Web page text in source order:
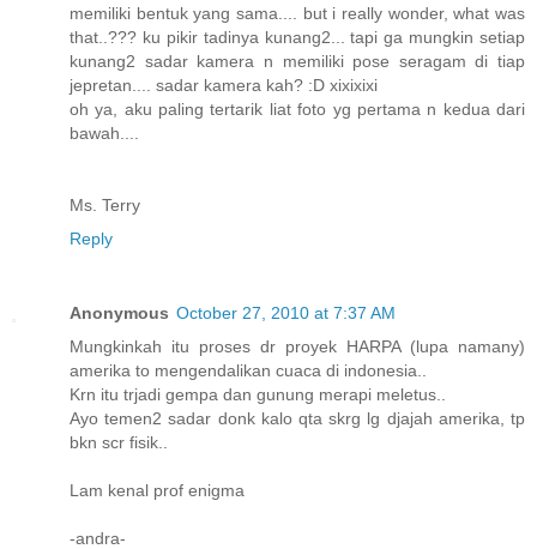
memiliki bentuk yang sama.... but i really wonder, what was
that..??? ku pikir tadinya kunang2... tapi ga mungkin setiap
kunang2 sadar kamera n memiliki pose seragam di tiap
jepretan.... sadar kamera kah? :D xixixixi
oh ya, aku paling tertarik liat foto yg pertama n kedua dari
bawah....
Ms. Terry
Reply
Anonymous October 27, 2010 at 7:37 AM
Mungkinkah itu proses dr proyek HARPA (lupa namany)
amerika to mengendalikan cuaca di indonesia..
Krn itu trjadi gempa dan gunung merapi meletus..
Ayo temen2 sadar donk kalo qta skrg lg djajah amerika, tp
bkn scr fisik..
Lam kenal prof enigma
-andra-